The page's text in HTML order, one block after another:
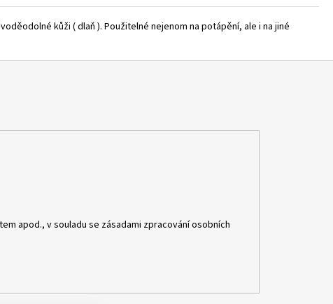
kůži ( dlaň ). Použitelné nejenom na potápění, ale i na jiné
apod., v souladu se zásadami zpracování osobních